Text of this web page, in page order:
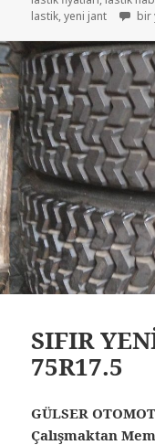
lastik,yeni jant bir
SIFIR
75R17.5
GÜLSER
Çalışmaktan